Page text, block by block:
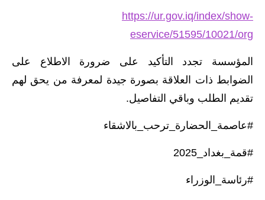
المرحلة الاعدادية
المرحلة الابتدائية
https://ur.gov.iq/index/show-
eservice/51595/10021/org
المؤسسة تجدد التأكيد على ضرورة الاطلاع على
الضوابط ذات العلاقة بصورة جيدة لمعرفة من يحق لهم
تقديم الطلب وباقي التفاصيل.
#عاصمة_الحضارة_ترحب_بالاشقاء
#قمة_بغداد_2025
#رئاسة_الوزراء